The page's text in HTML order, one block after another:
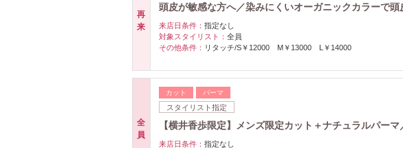
再
来
頭皮が敏感な方へ／染みにくいオーガニックカラーで頭
来店日条件： 指定なし
対象スタイリスト： 全員
その他条件： リタッチ/S￥12000 M￥13000 L￥14000
全
員
カット パーマ
スタイリスト指定
【横井香歩限定】メンズ限定カット＋ナチュラルパー
来店日条件： 指定なし